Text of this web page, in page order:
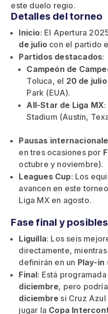
este duelo regio.
Detalles del torneo
Inicio: El Apertura
de julio con el partido
Partidos destacados:
Campeón de
Toluca, el 20 de julio
Park (EUA).
All-Star de Liga MX:
Stadium (Austin,
Pausas
en tres ocasiones por
octubre y noviembre).
Leagues Cup: Los
avancen en este
Liga MX en agosto.
Fase final y
Liguilla: Los seis
directamente,
definirán en un Play-in
Final: Está
diciembre, pero
diciembre si Cruz
jugar la Copa